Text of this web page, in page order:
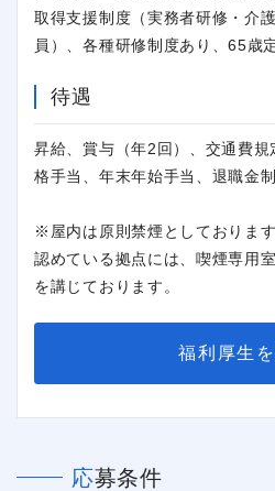
取得支援制度（実務者研修・介
員）、各種研修制度あり、65歳
待遇
昇給、賞与（年2回）、交通費
格手当、年末年始手当、退職金
※屋内は原則禁煙としておりま
認めている拠点には、喫煙専用
を講じております。
福利厚生
応募条件